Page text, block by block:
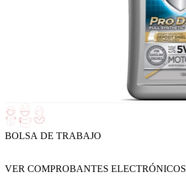
BOLSA DE TRABAJO
VER COMPROBANTES ELECTRÓNICOS